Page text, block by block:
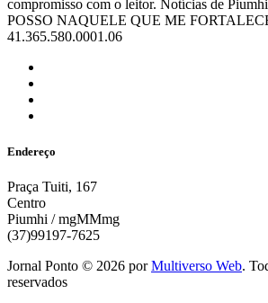
compromisso com o leitor. Notícias de
POSSO NAQUELE QUE ME
41.365.580.0001.06
Endereço
Praça Tuiti, 167
Centro
Piumhi / mgMMmg
(37)99197-7625
Jornal Ponto © 2026 porMultiverso Web.
reservados